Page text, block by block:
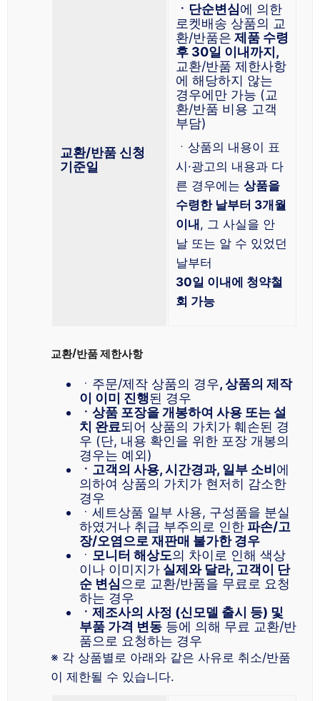
교환/반품 신청
기준일
ㆍ단순변심에 의한
로켓배송 상품의 교
환/반품은 제품 수령
후 30일 이내까지,
교환/반품 제한사항
에 해당하지 않는
경우에만 가능 (교
환/반품 비용 고객
부담)
ㆍ상품의 내용이 표
시·광고의 내용과 다
른 경우에는 상품을
수령한 날부터 3개월
이내, 그 사실을 안
날 또는 알 수 있었던
날부터
30일 이내에 청약철
회 가능
교환/반품 제한사항
ㆍ주문/제작 상품의 경우, 상품의 제작
이 이미 진행된 경우
ㆍ상품 포장을 개봉하여 사용 또는 설
치 완료되어 상품의 가치가 훼손된 경
우 (단, 내용 확인을 위한 포장 개봉의
경우는 예외)
ㆍ고객의 사용, 시간경과, 일부 소비에
의하여 상품의 가치가 현저히 감소한
경우
ㆍ세트상품 일부 사용, 구성품을 분실
하였거나 취급 부주의로 인한 파손/고
장/오염으로 재판매 불가한 경우
ㆍ 모니터 해상도의 차이로 인해 색상
이나 이미지가 실제와 달라, 고객이 단
순 변심 으로 교환/반품을 무료로 요청
하는 경우
ㆍ제조사의 사정 (신모델 출시 등) 및
부품 가격 변동 등에 의해 무료 교환/반
품으로 요청하는 경우
※ 각 상품별로 아래와 같은 사유로 취소/반품
이 제한될 수 있습니다.